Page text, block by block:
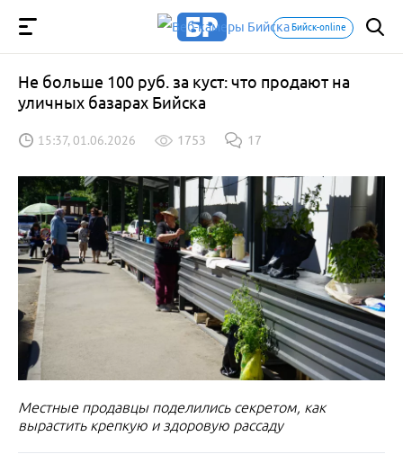
Бийск-online
Не больше 100 руб. за куст: что продают на
уличных базарах Бийска
15:37, 01.06.2026 1753 17
Местные продавцы поделились секретом, как
вырастить крепкую и здоровую рассаду